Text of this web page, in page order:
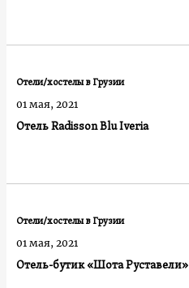
Отель Radisson Blu Iveria
Отели/хостелы в Грузии
01 мая, 2021
Отель-бутик «Шота Руставели»
Отели/хостелы в Грузии
01 мая, 2021